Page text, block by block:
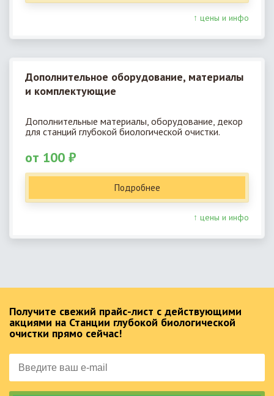
↑ цены и инфо
Дополнительное оборудование, материалы
и комплектующие
Дополнительные материалы, оборудование, декор
для станций глубокой биологической очистки.
от 100 ₽
Подробнее
↑ цены и инфо
Получите свежий прайс-лист с действующими
акциями на Станции глубокой биологической
очистки прямо сейчас!